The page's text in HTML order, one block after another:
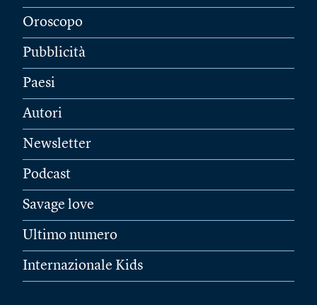
Oroscopo
Pubblicità
Paesi
Autori
Newsletter
Podcast
Savage love
Ultimo numero
Internazionale Kids